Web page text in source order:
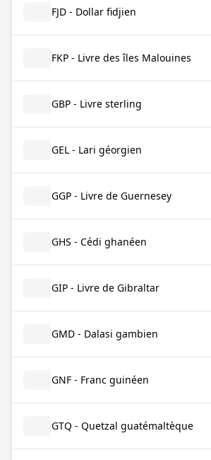
FJD - Dollar fidjien
FKP - Livre des îles Malouines
GBP - Livre sterling
GEL - Lari géorgien
GGP - Livre de Guernesey
GHS - Cédi ghanéen
GIP - Livre de Gibraltar
GMD - Dalasi gambien
GNF - Franc guinéen
GTQ - Quetzal guatémaltèque